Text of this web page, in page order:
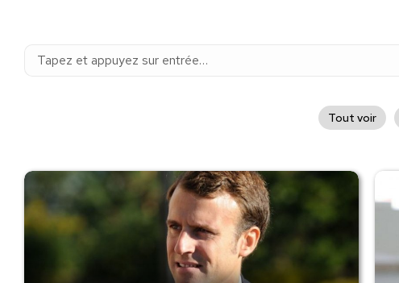
Recherche
Tout voir